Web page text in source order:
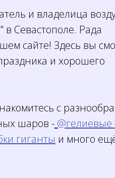
и владелица
Севастополе. Рада
сайте! Здесь вы
и хорошего
с
шаров - @гелиевые
гиганты и много